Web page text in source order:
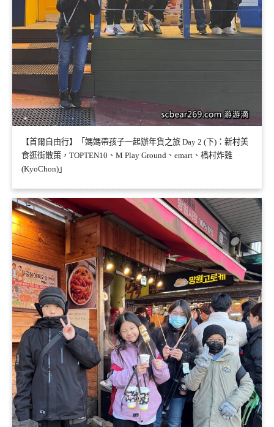
【首爾自由行】「媽媽帶孩子一起辦年貨之旅 Day 2 (下)：新村美
食逛街散策，TOPTEN10、M Play Ground、emart、橋村炸雞
(KyoChon)」